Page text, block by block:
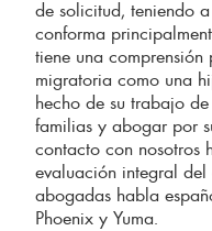
de solicitud, teniendo
conforma
tiene una
migratoria como una
hecho de su trabajo
familias y abogar por
contacto con nosotros
evaluación integral
abogadas habla
Phoenix y Yuma.